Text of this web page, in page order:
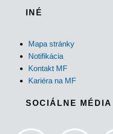
INÉ
Mapa stránky
Notifikácia
Kontakt MF
Kariéra na MF
SOCIÁLNE MÉDIA